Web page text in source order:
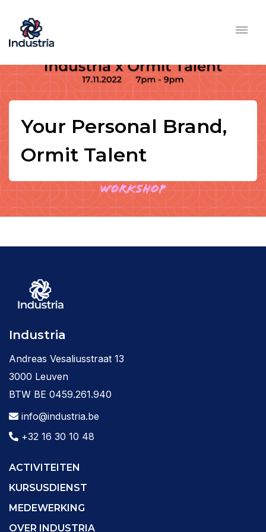
Your Personal Brand,
Ormit Talent
Industria
Andreas Vesaliusstraat 13
3000 Leuven
BTW BE 0459.261.940
info@industria.be
+32 16 30 10 48
ACTIVITEITEN
KURSUSDIENST
MEDEWERKING
OVER INDUSTRIA